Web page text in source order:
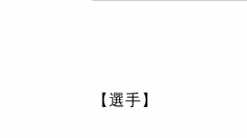
【選手】